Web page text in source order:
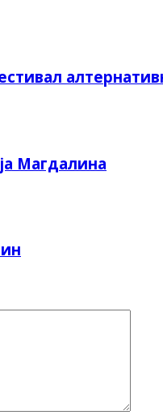
Магдалина